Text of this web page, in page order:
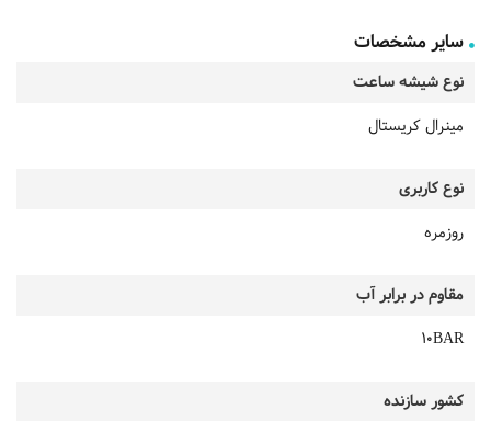
سایر مشخصات
نوع شیشه ساعت
مینرال کریستال
نوع کاربری
روزمره
مقاوم در برابر آب
10BAR
کشور سازنده